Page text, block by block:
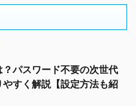
パスワード不要の次世代
すく解説【設定方法も紹